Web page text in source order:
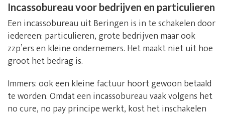
Incassobureau voor bedrijven en particulieren
Een incassobureau uit Beringen is in te schakelen door
iedereen: particulieren, grote bedrijven maar ook
zzp’ers en kleine ondernemers. Het maakt niet uit hoe
groot het bedrag is.
Immers: ook een kleine factuur hoort gewoon betaald
te worden. Omdat een incassobureau vaak volgens het
no cure, no pay principe werkt, kost het inschakelen